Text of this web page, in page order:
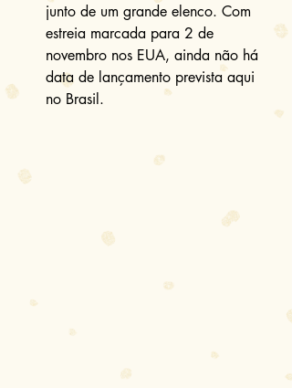
junto de um grande elenco. Com
estreia marcada para 2 de
novembro nos EUA, ainda não há
data de lançamento prevista aqui
no Brasil.